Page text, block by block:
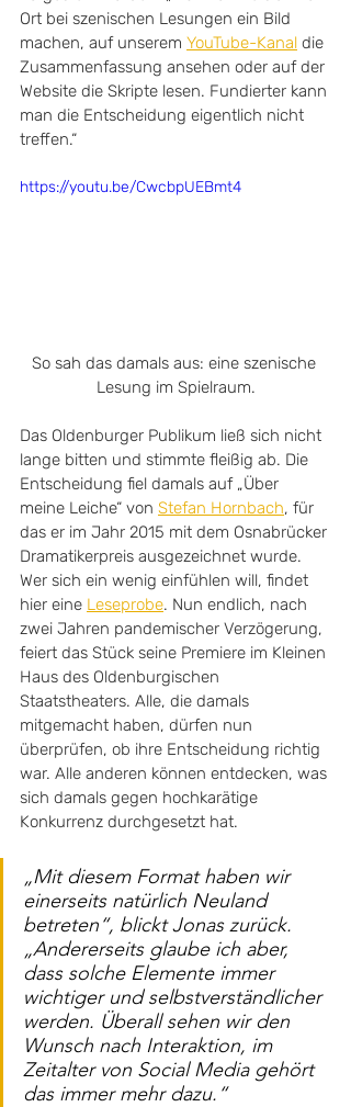
Ort bei szenischen Lesungen ein Bild
machen, auf unserem YouTube-Kanal die
Zusammenfassung ansehen oder auf der
Website die Skripte lesen. Fundierter kann
man die Entscheidung eigentlich nicht
treffen.“
https://youtu.be/CwcbpUEBmt4
So sah das damals aus: eine szenische
Lesung im Spielraum.
Das Oldenburger Publikum ließ sich nicht
lange bitten und stimmte fleißig ab. Die
Entscheidung fiel damals auf „Über
meine Leiche“ von Stefan Hornbach, für
das er im Jahr 2015 mit dem Osnabrücker
Dramatikerpreis ausgezeichnet wurde.
Wer sich ein wenig einfühlen will, findet
hier eine Leseprobe. Nun endlich, nach
zwei Jahren pandemischer Verzögerung,
feiert das Stück seine Premiere im Kleinen
Haus des Oldenburgischen
Staatstheaters. Alle, die damals
mitgemacht haben, dürfen nun
überprüfen, ob ihre Entscheidung richtig
war. Alle anderen können entdecken, was
sich damals gegen hochkarätige
Konkurrenz durchgesetzt hat.
„Mit diesem Format haben wir
einerseits natürlich Neuland
betreten“, blickt Jonas zurück.
„Andererseits glaube ich aber,
dass solche Elemente immer
wichtiger und selbstverständlicher
werden. Überall sehen wir den
Wunsch nach Interaktion, im
Zeitalter von Social Media gehört
das immer mehr dazu.“